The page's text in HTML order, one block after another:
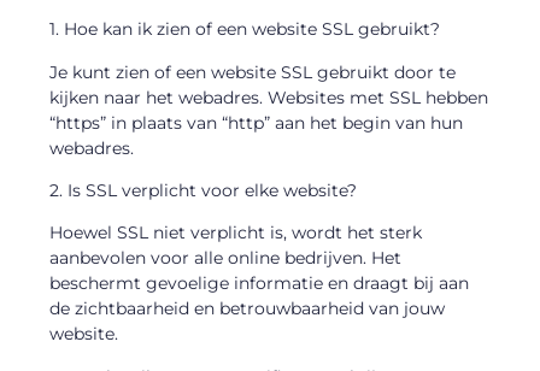
1. Hoe kan ik zien of een website SSL gebruikt?
Je kunt zien of een website SSL gebruikt door te
kijken naar het webadres. Websites met SSL hebben
“https” in plaats van “http” aan het begin van hun
webadres.
2. Is SSL verplicht voor elke website?
Hoewel SSL niet verplicht is, wordt het sterk
aanbevolen voor alle online bedrijven. Het
beschermt gevoelige informatie en draagt bij aan
de zichtbaarheid en betrouwbaarheid van jouw
website.